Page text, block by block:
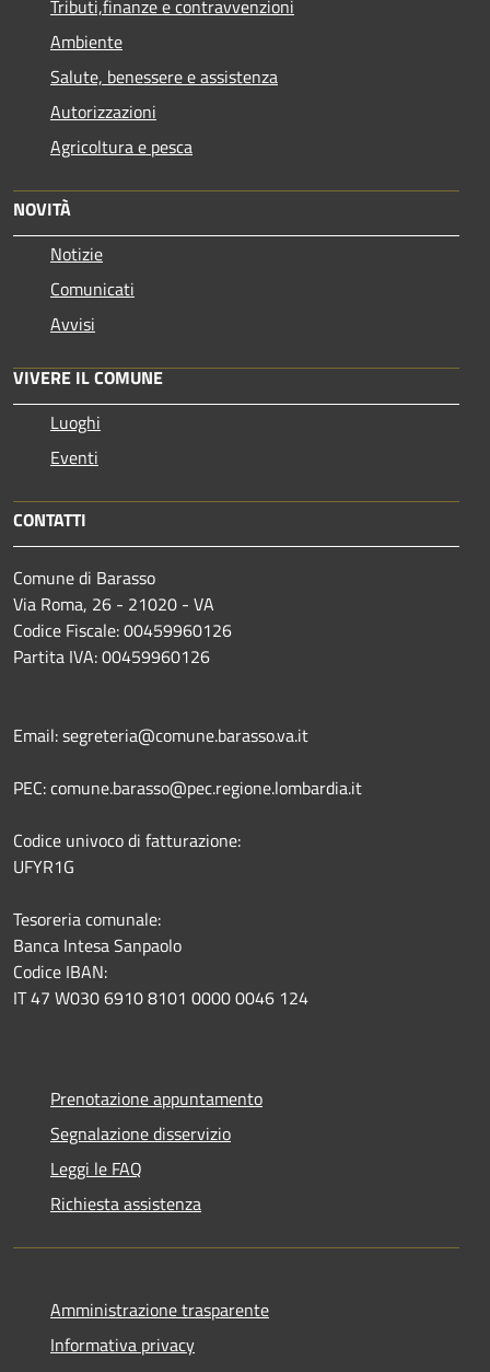
Tributi,finanze e contravvenzioni
Ambiente
Salute, benessere e assistenza
Autorizzazioni
Agricoltura e pesca
NOVITÀ
Notizie
Comunicati
Avvisi
VIVERE IL COMUNE
Luoghi
Eventi
CONTATTI
Comune di Barasso
Via Roma, 26 - 21020 - VA
Codice Fiscale: 00459960126
Partita IVA: 00459960126
Email: segreteria@comune.barasso.va.it
PEC: comune.barasso@pec.regione.lombardia.it
Codice univoco di fatturazione:
UFYR1G
Tesoreria comunale:
Banca Intesa Sanpaolo
Codice IBAN:
IT 47 W030 6910 8101 0000 0046 124
Prenotazione appuntamento
Segnalazione disservizio
Leggi le FAQ
Richiesta assistenza
Amministrazione trasparente
Informativa privacy